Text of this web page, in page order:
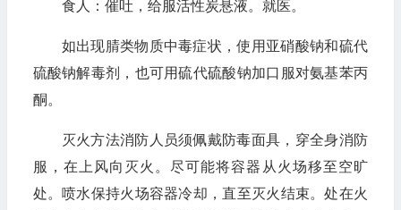
食人：催吐，给服活性炭悬液。就医。
如出现腈类物质中毒症状，使用亚硝酸钠和硫代
硫酸钠解毒剂，也可用硫代硫酸钠加口服对氨基苯丙
酮。
灭火方法消防人员须佩戴防毒面具，穿全身消防
服，在上风向灭火。尽可能将容器从火场移至空旷
处。喷水保持火场容器冷却，直至灭火结束。处在火